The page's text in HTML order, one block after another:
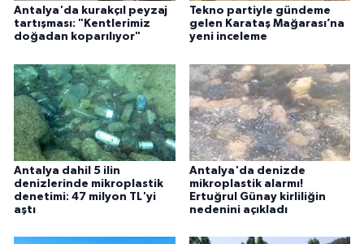
Antalya'da kurakçıl peyzaj
tartışması: "Kentlerimiz
doğadan koparılıyor"
Tekno partiyle gündeme
gelen Karataş Mağarası’na
yeni inceleme
Antalya dahil 5 ilin
denizlerinde mikroplastik
denetimi: 47 milyon TL'yi
aştı
Antalya'da denizde
mikroplastik alarmı!
Ertuğrul Günay kirliliğin
nedenini açıkladı